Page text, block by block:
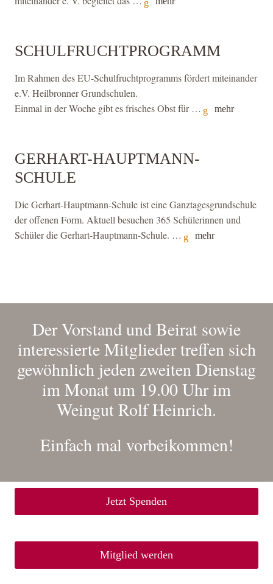
SCHULFRUCHTPROGRAMM
Im Rahmen des EU-Schulfruchtprogramms fördert miteinander
e.V. Heilbronner Grundschulen.
Einmal in der Woche gibt es frisches Obst für …
mehr
GERHART-HAUPTMANN-
SCHULE
Die Gerhart-Hauptmann-Schule ist eine Ganztagesgrundschule
der offenen Form. Aktuell besuchen 365 Schülerinnen und
Schüler die Gerhart-Hauptmann-Schule. …
mehr
Der Vorstand und Beirat sowie
interessierte Mitglieder treffen sich
gewöhnlich jeden zweiten Dienstag
im Monat um 19.00 Uhr im
Weingut Rolf Heinrich.
Einfach mal vorbeikommen!
Jetzt Spenden
Mitglied werden